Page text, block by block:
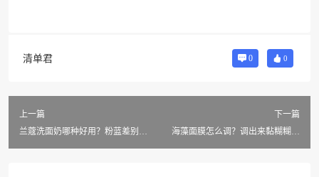
清单君 0 0
上一篇
兰蔻洗面奶哪种好用？粉蓝差别在
下一篇
海藻面膜怎么调？调出来黏糊糊还